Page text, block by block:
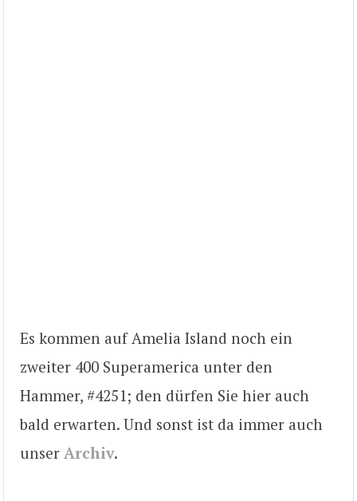
Es kommen auf Amelia Island noch ein
zweiter 400 Superamerica unter den
Hammer, #4251; den dürfen Sie hier auch
bald erwarten. Und sonst ist da immer auch
unser Archiv.